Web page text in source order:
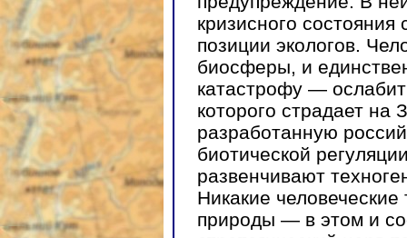
кризисного
позиции экологов.
биосферы, и
катастрофу —
которого страдает
разработанную
биотической
развенчивают
Никакие
природы — в этом и